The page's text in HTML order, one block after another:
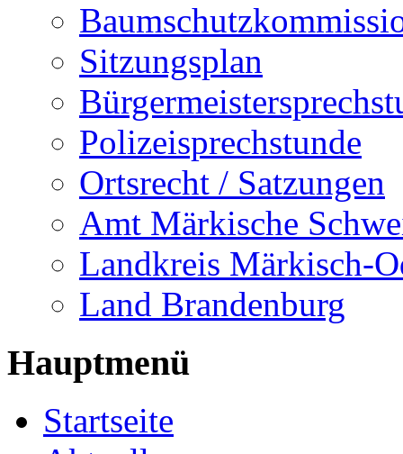
Sitzungsplan
Polizeisprechstunde
Ortsrecht / Satzungen
Amt Märkische
Landkreis Märkisch-
Land Brandenburg
Hauptmenü
Startseite